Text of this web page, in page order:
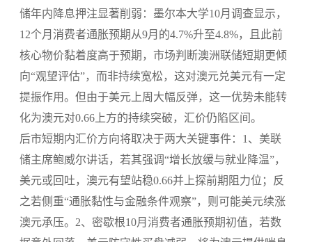
储年内降息押注显著削弱：墨尔本大学10月调查显示，
12个月消费者通胀预期从9月的4.7%升至4.8%，且此前
核心物价黏着度高于预期，市场判断澳洲联储短期更倾
向“观望评估”，而非持续宽松，这对澳元兑美元有一定
提振作用。但由于美元上周大幅反弹，这一优势未能转
化为澳元对0.66上方的持续突破，汇价仍陷区间。
后市短期内汇价方向将取决于两大关键事件：1、美联
储主席鲍威尔讲话，若其强调“增长放缓与就业降温”，
美元或回吐，澳元有望站稳0.66并上探前期阻力位；反
之若侧重“通胀黏性与金融条件观察”，则可能美元续涨
澳元承压。2、密歇根10月消费者通胀预期初值，若数